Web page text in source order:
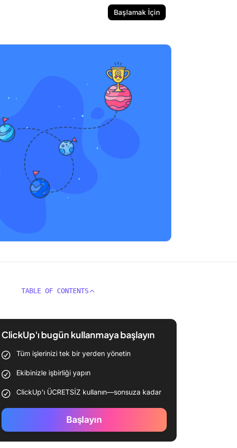
Başlamak İçin
TABLE OF CONTENTS
ClickUp'ı bugün kullanmaya başlayın
Tüm işlerinizi tek bir yerden yönetin
Ekibinizle işbirliği yapın
ClickUp'ı ÜCRETSİZ kullanın—sonsuza kadar
Başlayın